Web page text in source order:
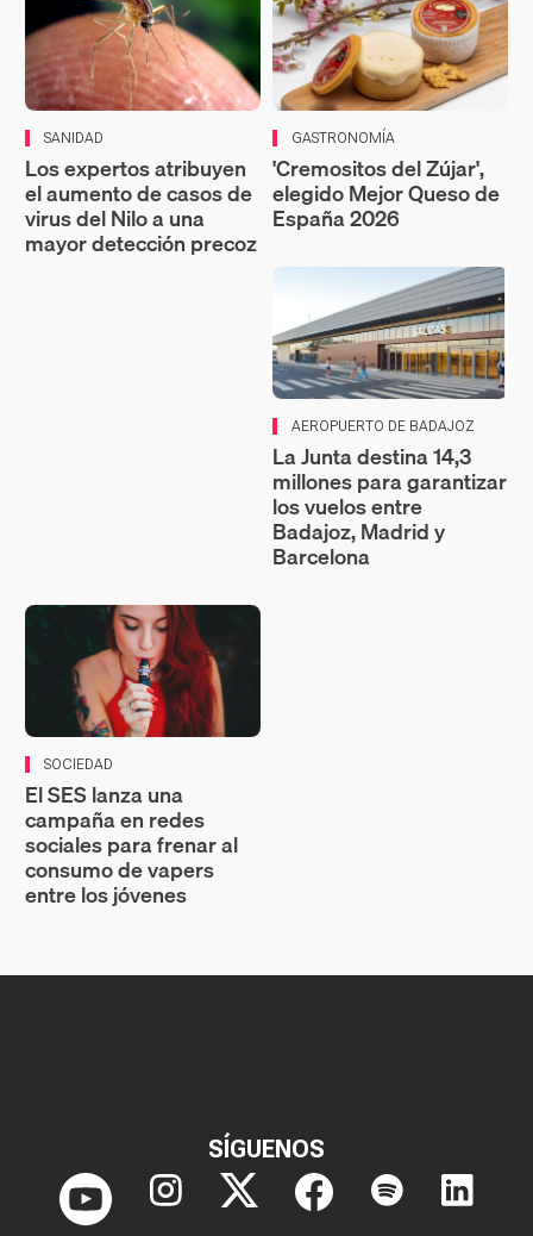
SANIDAD
Los expertos atribuyen
el aumento de casos de
virus del Nilo a una
mayor detección precoz
GASTRONOMÍA
'Cremositos del Zújar',
elegido Mejor Queso de
España 2026
AEROPUERTO DE BADAJOZ
La Junta destina 14,3
millones para garantizar
los vuelos entre
Badajoz, Madrid y
Barcelona
SOCIEDAD
El SES lanza una
campaña en redes
sociales para frenar al
consumo de vapers
entre los jóvenes
SÍGUENOS